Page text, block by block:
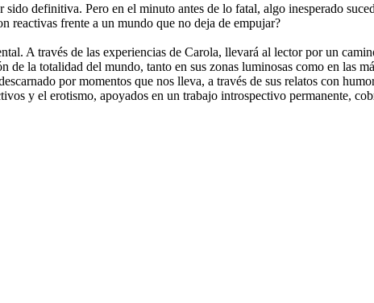
definitiva. Pero en el minuto antes de lo fatal, algo inesperado
reactivas frente a un mundo que no deja de empujar?
A través de las experiencias de Carola, llevará al lector por un
la totalidad del mundo, tanto en sus zonas luminosas como en las
por momentos que nos lleva, a través de sus relatos con
y el erotismo, apoyados en un trabajo introspectivo permanente,